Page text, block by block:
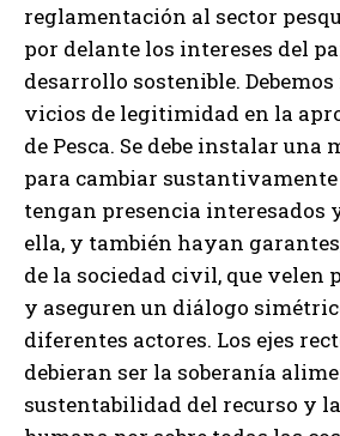
reglamentación al sector
por delante los intereses del
desarrollo sostenible.
vicios de legitimidad en la
de Pesca. Se debe instalar una
para cambiar sustantivamente
tengan presencia interesados
ella, y también hayan
de la sociedad civil, que velen
y aseguren un diálogo
diferentes actores. Los ejes
debieran ser la soberanía
sustentabilidad del recurso y